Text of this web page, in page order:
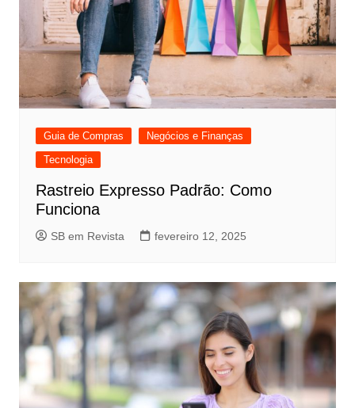
Guia de Compras
Negócios e Finanças
Tecnologia
Rastreio Expresso Padrão: Como
Funciona
SB em Revista fevereiro 12, 2025